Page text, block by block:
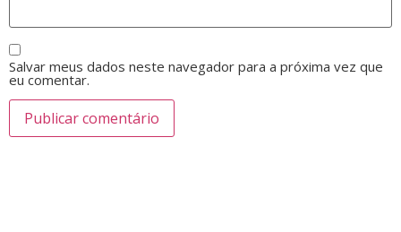
Salvar meus dados neste navegador para a próxima vez que
eu comentar.